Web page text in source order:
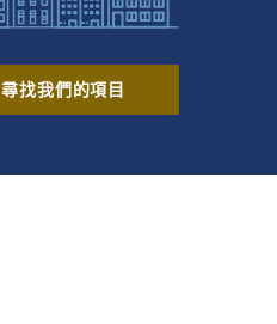
尋找我們的項目